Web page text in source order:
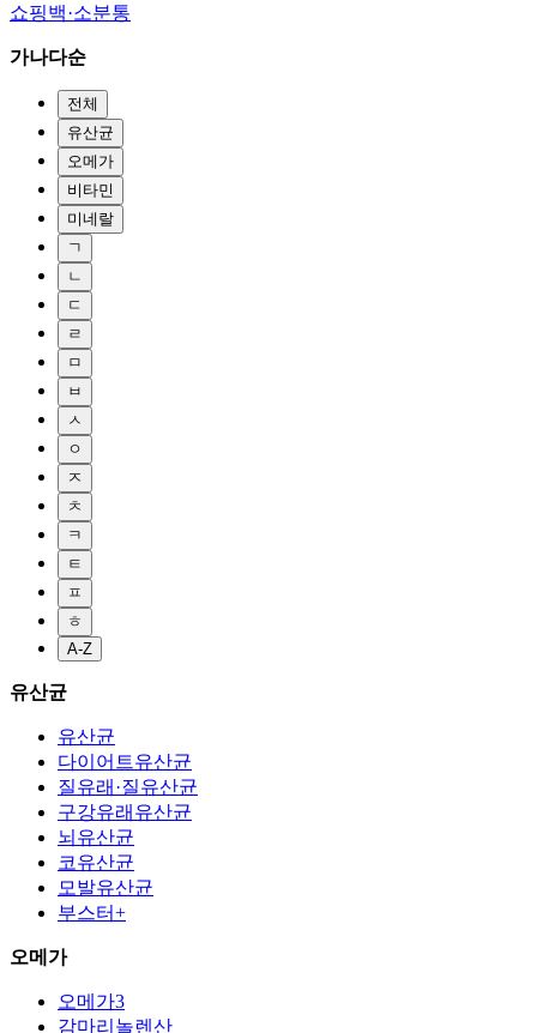
쇼핑백·소분통
가나다순
전체
유산균
오메가
비타민
미네랄
ㄱ
ㄴ
ㄷ
ㄹ
ㅁ
ㅂ
ㅅ
ㅇ
ㅈ
ㅊ
ㅋ
ㅌ
ㅍ
ㅎ
A-Z
유산균
유산균
다이어트유산균
질유래·질유산균
구강유래유산균
뇌유산균
코유산균
모발유산균
부스터+
오메가
오메가3
감마리놀렌산